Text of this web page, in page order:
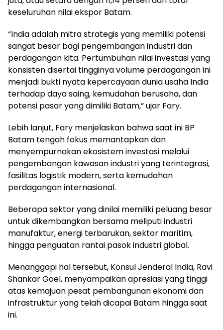
keseluruhan nilai ekspor Batam.
“India adalah mitra strategis yang memiliki potensi
sangat besar bagi pengembangan industri dan
perdagangan kita. Pertumbuhan nilai investasi yang
konsisten disertai tingginya volume perdagangan ini
menjadi bukti nyata kepercayaan dunia usaha India
terhadap daya saing, kemudahan berusaha, dan
potensi pasar yang dimiliki Batam,” ujar Fary.
Lebih lanjut, Fary menjelaskan bahwa saat ini BP
Batam tengah fokus memantapkan dan
menyempurnakan ekosistem investasi melalui
pengembangan kawasan industri yang terintegrasi,
fasilitas logistik modern, serta kemudahan
perdagangan internasional.
Beberapa sektor yang dinilai memiliki peluang besar
untuk dikembangkan bersama meliputi industri
manufaktur, energi terbarukan, sektor maritim,
hingga penguatan rantai pasok industri global.
Menanggapi hal tersebut, Konsul Jenderal India, Ravi
Shankar Goel, menyampaikan apresiasi yang tinggi
atas kemajuan pesat pembangunan ekonomi dan
infrastruktur yang telah dicapai Batam hingga saat
ini.